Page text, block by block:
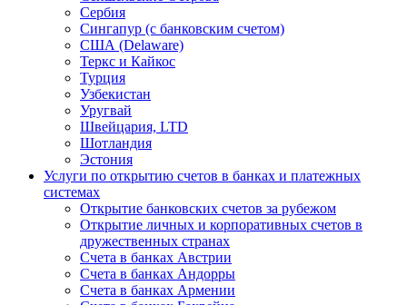
Сербия
Сингапур (c банковским счетом)
США (Delaware)
Теркс и Кайкос
Турция
Узбекистан
Уругвай
Швейцария, LTD
Шотландия
Эстония
Услуги по открытию счетов в банках и платежных
системах
Открытие банковских счетов за рубежом
Открытие личных и корпоративных счетов в
дружественных странах
Счета в банках Австрии
Счета в банках Андорры
Счета в банках Армении